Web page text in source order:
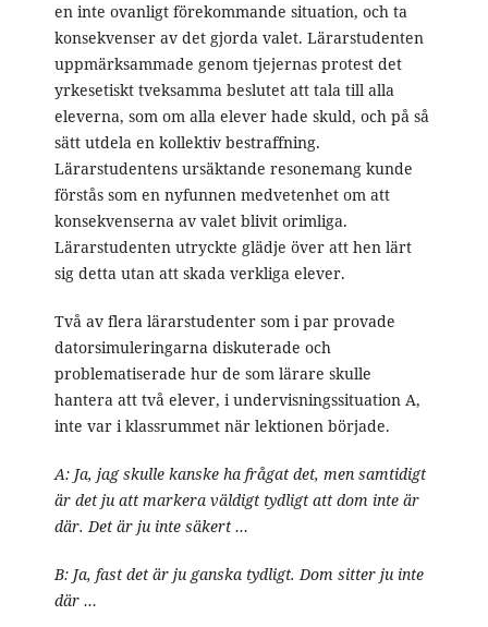
en inte ovanligt förekommande situation, och ta
konsekvenser av det gjorda valet. Lärarstudenten
uppmärksammade genom tjejernas protest det
yrkesetiskt tveksamma beslutet att tala till alla
eleverna, som om alla elever hade skuld, och på så
sätt utdela en kollektiv bestraffning.
Lärarstudentens ursäktande resonemang kunde
förstås som en nyfunnen medvetenhet om att
konsekvenserna av valet blivit orimliga.
Lärarstudenten utryckte glädje över att hen lärt
sig detta utan att skada verkliga elever.
Två av flera lärarstudenter som i par provade
datorsimuleringarna diskuterade och
problematiserade hur de som lärare skulle
hantera att två elever, i undervisningssituation A,
inte var i klassrummet när lektionen började.
A: Ja, jag skulle kanske ha frågat det, men samtidigt
är det ju att markera väldigt tydligt att dom inte är
där. Det är ju inte säkert …
B: Ja, fast det är ju ganska tydligt. Dom sitter ju inte
där …